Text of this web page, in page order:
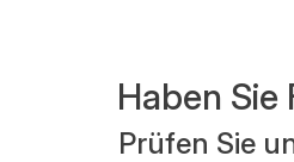
Haben Sie
Prüfen Sie